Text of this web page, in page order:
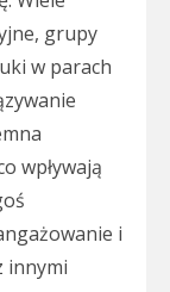
grupy
w parach
wpływają
i
innymi